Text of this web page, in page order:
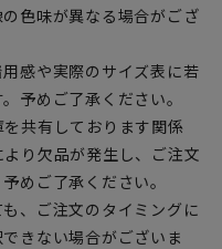
色味が異なる場合がござ
感や実際のサイズ表に若
予めご了承ください。
共有しております関係
り欠品が発生し、ご注文
めご了承ください。
、ご注文のタイミングに
きない場合がございま